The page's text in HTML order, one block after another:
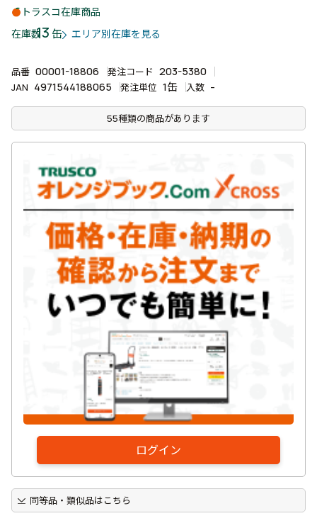
トラスコ在庫商品
在庫数13 缶 エリア別在庫を見る
品番 00001-18806 発注コード 203-5380
JAN 4971544188065 発注単位 1缶 入数 -
55種類の商品があります
ログイン
同等品・類似品はこちら